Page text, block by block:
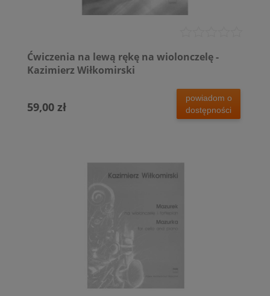
Ćwiczenia na lewą rękę na wiolonczelę -
Kazimierz Wiłkomirski
59,00 zł
powiadom o
dostępności